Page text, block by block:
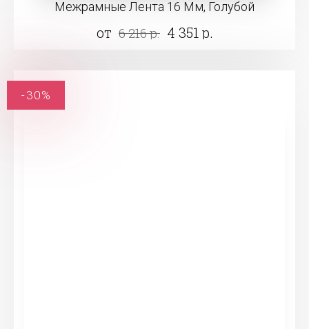
Межрамные Лента 16 Мм, Голубой
от 6 216 р. 4 351 р.
-30%